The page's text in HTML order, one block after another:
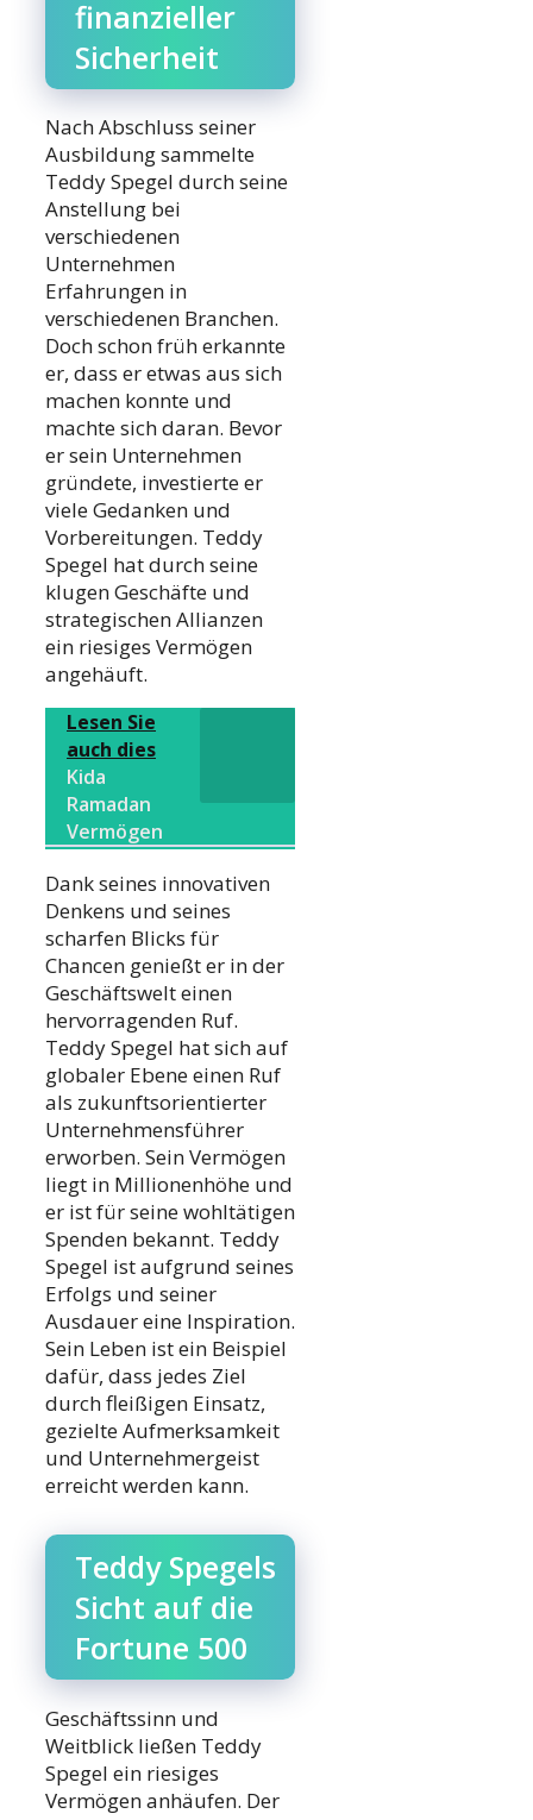
finanzieller
Sicherheit
Nach Abschluss seiner
Ausbildung sammelte
Teddy Spegel durch seine
Anstellung bei
verschiedenen
Unternehmen
Erfahrungen in
verschiedenen Branchen.
Doch schon früh erkannte
er, dass er etwas aus sich
machen konnte und
machte sich daran. Bevor
er sein Unternehmen
gründete, investierte er
viele Gedanken und
Vorbereitungen. Teddy
Spegel hat durch seine
klugen Geschäfte und
strategischen Allianzen
ein riesiges Vermögen
angehäuft.
Lesen Sie
auch dies
Kida
Ramadan
Vermögen
Dank seines innovativen
Denkens und seines
scharfen Blicks für
Chancen genießt er in der
Geschäftswelt einen
hervorragenden Ruf.
Teddy Spegel hat sich auf
globaler Ebene einen Ruf
als zukunftsorientierter
Unternehmensführer
erworben. Sein Vermögen
liegt in Millionenhöhe und
er ist für seine wohltätigen
Spenden bekannt. Teddy
Spegel ist aufgrund seines
Erfolgs und seiner
Ausdauer eine Inspiration.
Sein Leben ist ein Beispiel
dafür, dass jedes Ziel
durch fleißigen Einsatz,
gezielte Aufmerksamkeit
und Unternehmergeist
erreicht werden kann.
Teddy Spegels
Sicht auf die
Fortune 500
Geschäftssinn und
Weitblick ließen Teddy
Spegel ein riesiges
Vermögen anhäufen. Der